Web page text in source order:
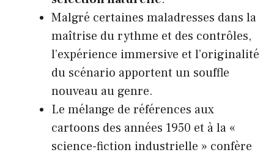
Malgré certaines maladresses dans la
maîtrise du rythme et des contrôles,
l’expérience immersive et l’originalité
du scénario apportent un souffle
nouveau au genre.
Le mélange de références aux
cartoons des années 1950 et à la «
science-fiction industrielle » confère